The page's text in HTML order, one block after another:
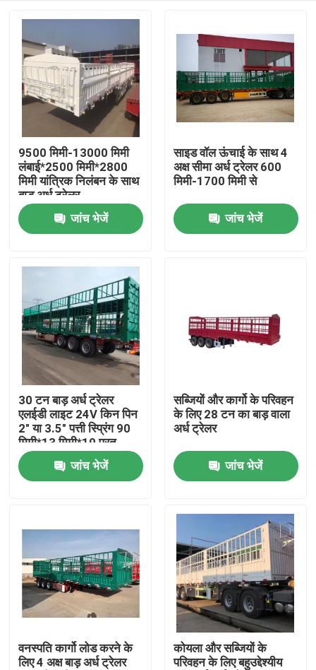
उत्पादों
वीडियो
हमारे बारे में
कारखाना भ्रमण
गुणवत्ता नियंत्रण
संपर्क करें
एक उद्धरण का अनुरोध करें
इस्तेमाल किए गए डंप ट्रक
प्रयुक्त टिपर ट्रक
9500 मिमी-13000 मिमी
लंबाई*2500 मिमी*2800
मिमी यांत्रिक निलंबन के साथ
बाड़ अर्ध ट्रेलर
जांच भेजें
साइड वॉल ऊंचाई के साथ 4
अक्ष सीमा अर्ध ट्रेलर 600
मिमी-1700 मिमी से
जांच भेजें
30 टन बाड़ अर्ध ट्रेलर
एलईडी लाइट 24V किन पिन
2" या 3.5" पत्ती स्प्रिंग 90
मिमी*13 मिमी*10 परत
जांच भेजें
सब्जियों और कार्गो के परिवहन
के लिए 28 टन का बाड़ वाला
अर्ध ट्रेलर
जांच भेजें
वनस्पति कार्गो लोड करने के
लिए 4 अक्ष बाड़ अर्ध ट्रेलर
कोयला और सब्जियों के
परिवहन के लिए बहुउद्देश्यीय